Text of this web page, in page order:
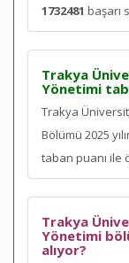
1732481 başarı
Trakya
Yönetimi
Trakya
Bölümü 2025
taban puanı ile
Trakya
Yönetimi
alıyor?